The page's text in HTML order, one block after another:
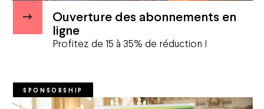
Ouverture des abonnements en
ligne
Profitez de 15 à 35% de réduction !
SPONSORSHIP
Agenda